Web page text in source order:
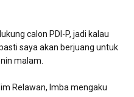
calon PDI-P, jadi kalau
saya akan berjuang untuk
malam.
Relawan, Imba mengaku